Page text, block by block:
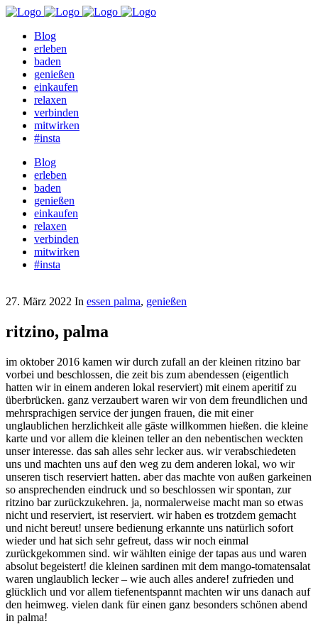
Blog
erleben
baden
genießen
einkaufen
relaxen
verbinden
mitwirken
#insta
Blog
erleben
baden
genießen
einkaufen
relaxen
verbinden
mitwirken
#insta
27. März 2022 In essen palma, genießen
ritzino, palma
im oktober 2016 kamen wir durch zufall an der kleinen ritzino bar
vorbei und beschlossen, die zeit bis zum abendessen (eigentlich
hatten wir in einem anderen lokal reserviert) mit einem aperitif zu
überbrücken. ganz verzaubert waren wir von dem freundlichen und
mehrsprachigen service der jungen frauen, die mit einer
unglaublichen herzlichkeit alle gäste willkommen hießen. die kleine
karte und vor allem die kleinen teller an den nebentischen weckten
unser interesse. das sah alles sehr lecker aus. wir verabschiedeten
uns und machten uns auf den weg zu dem anderen lokal, wo wir
unseren tisch reserviert hatten. aber das machte von außen garkeinen
so ansprechenden eindruck und so beschlossen wir spontan, zur
ritzino bar zurückzukehren. ja, normalerweise macht man so etwas
nicht und reserviert, ist reserviert. wir haben es trotzdem gemacht
und nicht bereut! unsere bedienung erkannte uns natürlich sofort
wieder und hat sich sehr gefreut, dass wir noch einmal
zurückgekommen sind. wir wählten einige der tapas aus und waren
absolut begeistert! die kleinen sardinen mit dem mango-tomatensalat
waren unglaublich lecker – wie auch alles andere! zufrieden und
glücklich und vor allem tiefenentspannt machten wir uns danach auf
den heimweg. vielen dank für einen ganz besonders schönen abend
in palma!